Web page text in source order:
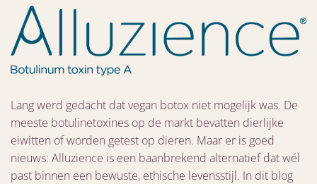
Lang werd gedacht dat vegan botox niet mogelijk was. De
meeste botulinetoxines op de markt bevatten dierlijke
eiwitten of worden getest op dieren. Maar er is goed
nieuws: Alluzience is een baanbrekend alternatief dat wél
past binnen een bewuste, ethische levensstijl. In dit blog